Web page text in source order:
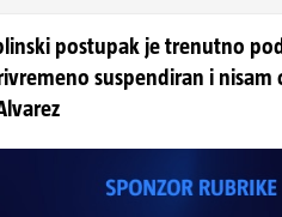
postupak je trenutno
suspendiran i